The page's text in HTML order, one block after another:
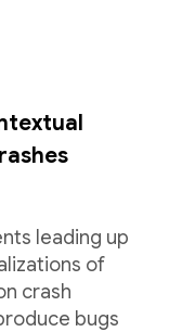
leading up
of
crash
bugs